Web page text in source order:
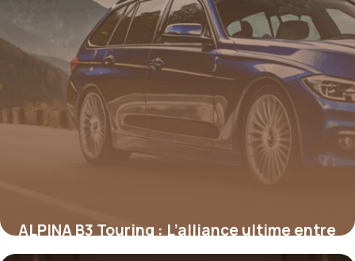
ALPINA B3 Touring : L’alliance ultime entre
performance et raffinement sur route